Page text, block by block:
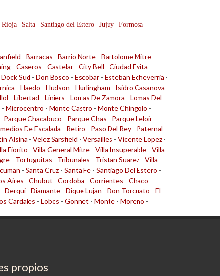
Rioja Salta Santiago del Estero Jujuy Formosa
- Barracas - Barrio Norte - Bartolome Mitre -
- Caseros - Castelar - City Bell - Ciudad Evita -
Dock Sud - Don Bosco - Escobar - Esteban Echeverria -
- Haedo - Hudson - Hurlingham - Isidro Casanova -
- Libertad - Liniers - Lomas De Zamora - Lomas Del
- Microcentro - Monte Castro - Monte Chingolo -
Parque Chacabuco - Parque Chas - Parque Leloir -
De Escalada - Retiro - Paso Del Rey - Paternal -
Alsina - Velez Sarsfield - Versailles - Vicente Lopez -
Fiorito - Villa General Mitre - Villa Insuperable - Villa
- Tortuguitas - Tribunales - Tristan Suarez - Villa
- Santa Cruz - Santa Fe - Santiago Del Estero -
Aires - Chubut - Cordoba - Corrientes - Chaco -
- Derqui - Diamante - Dique Lujan - Don Torcuato - El
Cardales - Lobos - Gonnet - Monte - Moreno -
propios